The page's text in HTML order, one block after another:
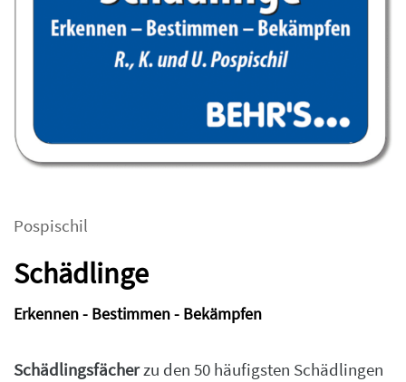
Pospischil
Schädlinge
Erkennen - Bestimmen - Bekämpfen
Schädlingsfächerzu den 50 häufigsten Schädlingen